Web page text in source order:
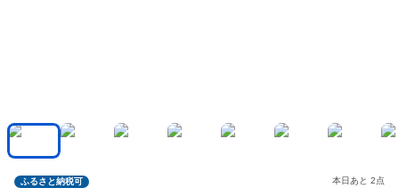
ふるさと納税可
本日あと 2点